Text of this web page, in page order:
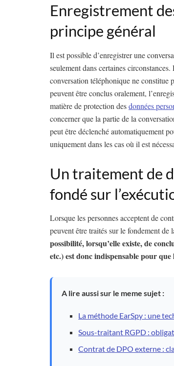
Enregistrement
principe général
Il est possible d’enregistrer une
seulement dans certaines
conversation téléphonique ne constitue
peuvent être conclus oralement,
matière de protection desdonnées
concerner que la partie de la
peut être déclenché automatiquement
uniquement dans les cas où il est
Un traitement de
fondé sur
Lorsque les personnes acceptent de
peuvent être traités sur le fondement de
possibilité, lorsqu’elle existe, de
etc.) est donc indispensable pour
A lire aussi sur le meme sujet :
La méthode EarSpy : une
Sous-traitant RGPD :
Contrat de DPO externe :